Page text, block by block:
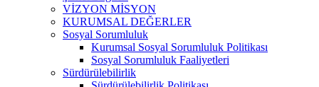
VİZYON MİSYON
KURUMSAL DEĞERLER
Sosyal Sorumluluk
Kurumsal Sosyal Sorumluluk Politikası
Sosyal Sorumluluk Faaliyetleri
Sürdürülebilirlik